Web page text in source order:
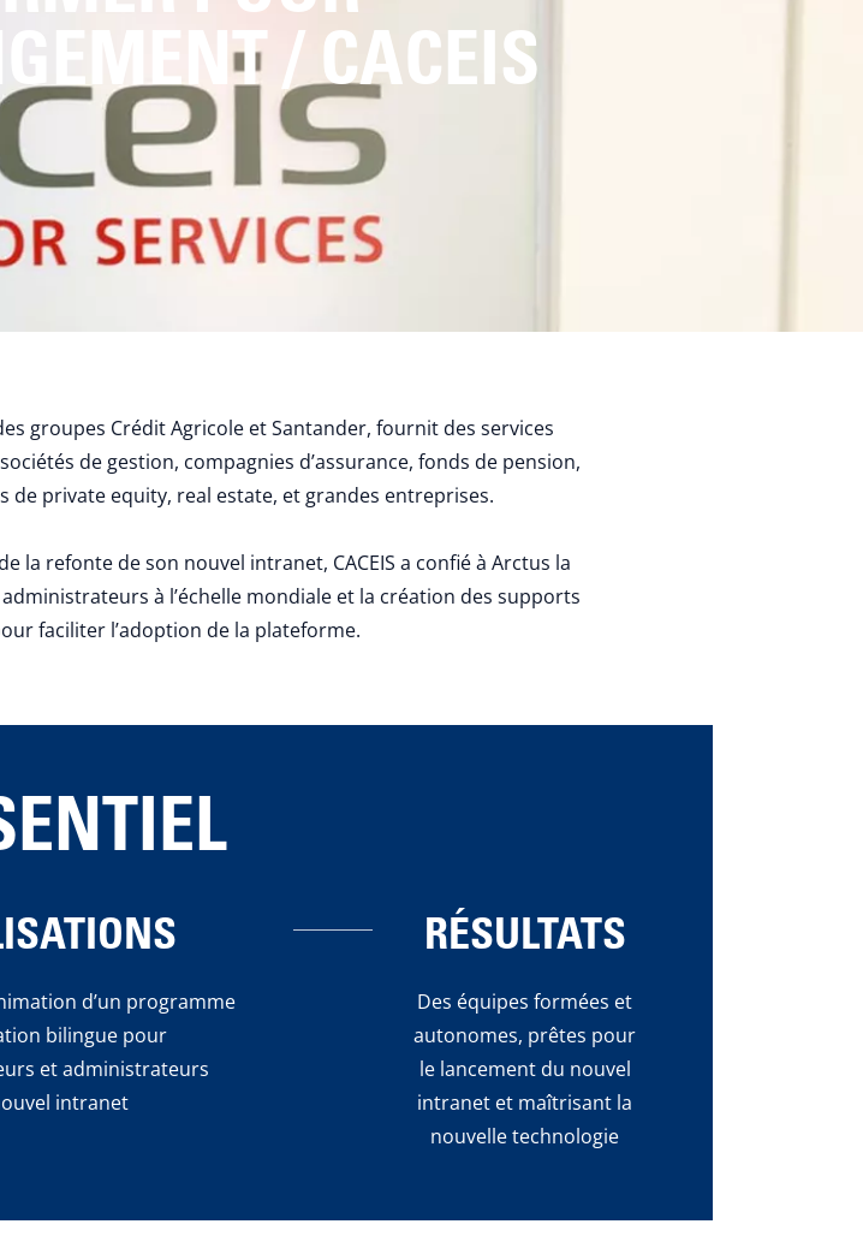
/ CACEIS
groupes Crédit Agricole et Santander, fournit des services
de gestion, compagnies d’assurance, fonds de pension,
de private equity, real estate, et grandes entreprises.
la refonte de son nouvel intranet, CACEIS a confié à Arctus la
à l’échelle mondiale et la création des supports
faciliter l’adoption de la plateforme.
d’un programme
bilingue pour
et administrateurs
intranet
RÉSULTATS
Des équipes formées et
autonomes, prêtes pour
le lancement du nouvel
intranet et maîtrisant la
nouvelle technologie